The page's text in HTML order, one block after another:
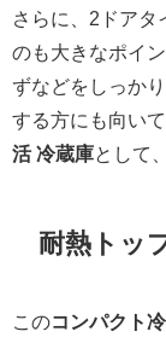
さらに、2ドアタ
のも大きなポイ
ずなどをしっか
する方にも向い
活 冷蔵庫として
耐熱トッ
このコンパクト